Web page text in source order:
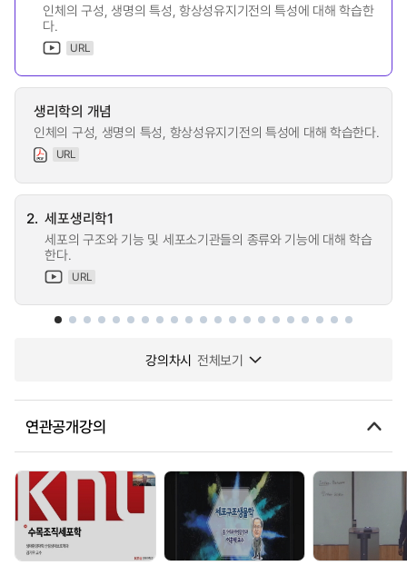
인체의 구성, 생명의 특성, 항상성유지기전의 특성에 대해 학습한
다.
URL
생리학의 개념
인체의 구성, 생명의 특성, 항상성유지기전의 특성에 대해 학습한다.
URL
2. 세포생리학1
세포의 구조와 기능 및 세포소기관들의 종류와 기능에 대해 학습
한다.
URL
강의차시 전체보기
연관공개강의